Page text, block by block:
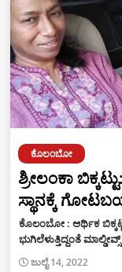
ಕೊಲಂಬೋ
ಶ್ರೀಲಂಕಾ
ಸ್ಥಾನಕ್ಕೆ
ಕೊಲಂಬೋ : ಆರ್ಥಿಕ
ಭುಗಿಲೆಳುತ್ತಿದ್ದಂತೆ
ಜುಲೈ 14, 2022